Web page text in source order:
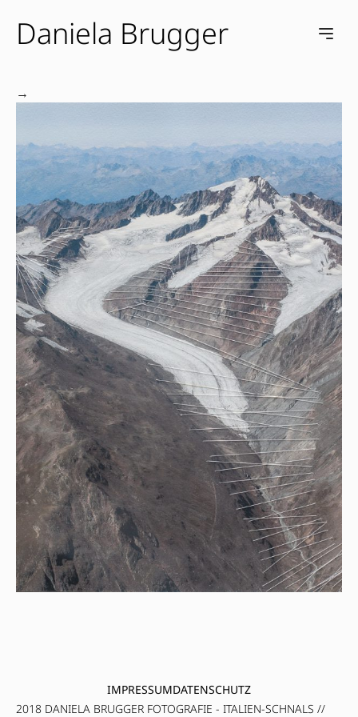
Daniela Brugger Open
menu
IMPRESSUMDATENSCHUTZ
2018 DANIELA BRUGGER FOTOGRAFIE - ITALIEN-SCHNALS //